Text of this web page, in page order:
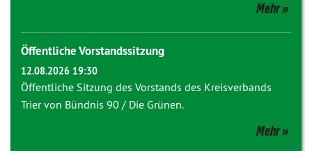
Mehr
Öffentliche Vorstandssitzung
12.08.2026 19:30
Öffentliche Sitzung des Vorstands des Kreisverbands
Trier von Bündnis 90 / Die Grünen.
Mehr